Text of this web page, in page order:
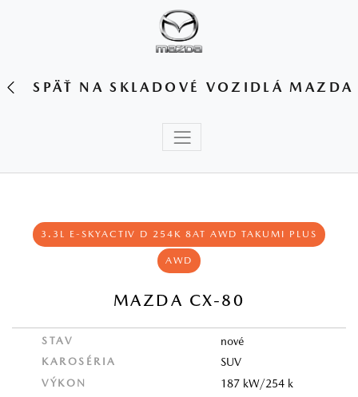
SPÄŤ NA SKLADOVÉ VOZIDLÁ MAZDA
3.3L E‑SKYACTIV D 254K 8AT AWD TAKUMI PLUS
AWD
MAZDA CX-80
STAV nové
KAROSÉRIA SUV
VÝKON 187 kW/254 k